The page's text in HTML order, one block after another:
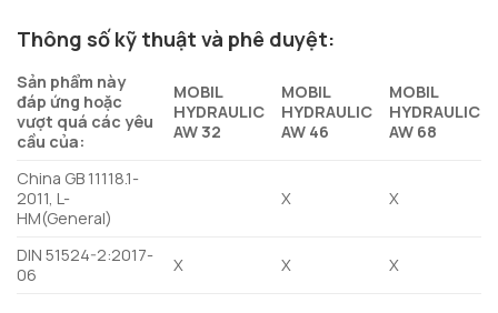
Thông số kỹ thuật và phê duyệt:
Sản phẩm này
đáp ứng hoặc
vượt quá các yêu
cầu của:
MOBIL
HYDRAULIC
AW 32
MOBIL
HYDRAULIC
AW 46
MOBIL
HYDRAULIC
AW 68
China GB 11118.1-
2011, L-
HM(General)
X X
DIN 51524-2:2017-
06
X X X